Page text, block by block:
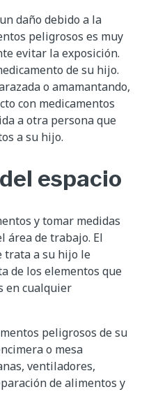
daño debido a la
peligrosos es muy
evitar la exposición.
de su hijo.
o amamantando,
con medicamentos
a otra persona que
a su hijo.
espacio
y tomar medidas
área de trabajo. El
trata a su hijo le
de los elementos que
en cualquier
peligrosos de su
o mesa
ventiladores,
de alimentos y